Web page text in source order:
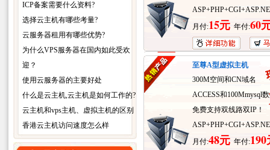
ICP备案需要什么资料?
选择云主机有哪些考量?
云服务器租用有哪些优势?
为什么VPS服务器在国内如此受欢
迎？
使用云服务器的主要好处
什么是云主机,云主机是如何工作的?
云主机和vps主机、虚拟主机的区别
香港云主机访问速度怎么样
月付:15元 年付:60
至尊A型虚拟主机
300M空间和CN域名
ACCESS和100Mmysql
免费支持双线路双IP！
月付:48元 年付: